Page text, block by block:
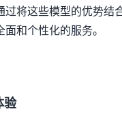
将这些模型的优势结
和个性化的服务。
验